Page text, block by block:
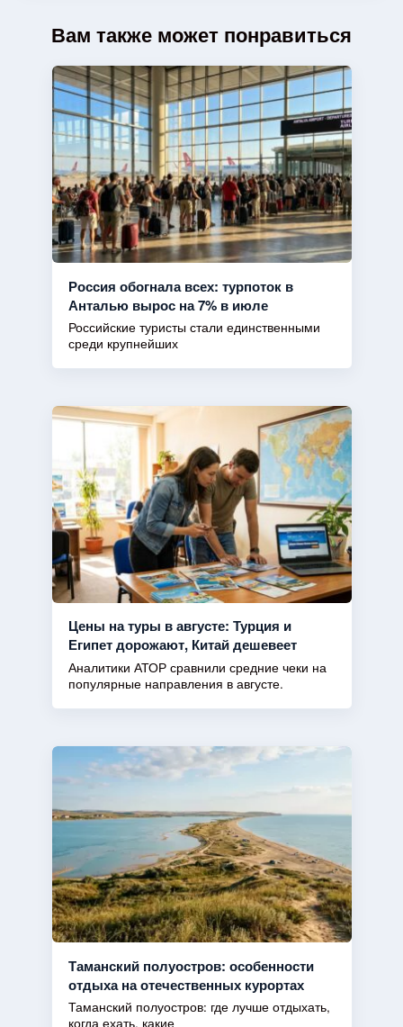
Вам также может понравиться
Россия обогнала всех: турпоток в
Анталью вырос на 7% в июле
Российские туристы стали единственными
среди крупнейших
Цены на туры в августе: Турция и
Египет дорожают, Китай дешевеет
Аналитики АТОР сравнили средние чеки на
популярные направления в августе.
Таманский полуостров: особенности
отдыха на отечественных курортах
Таманский полуостров: где лучше отдыхать,
когда ехать, какие